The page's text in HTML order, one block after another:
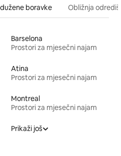
boravke Obližnja
Barselona
Prostori za mjesečni najam
Atina
Prostori za mjesečni najam
Montreal
Prostori za mjesečni najam
Prikaži još